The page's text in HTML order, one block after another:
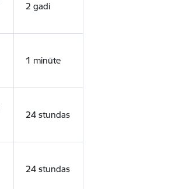
2 gadi
1 minūte
24 stundas
24 stundas